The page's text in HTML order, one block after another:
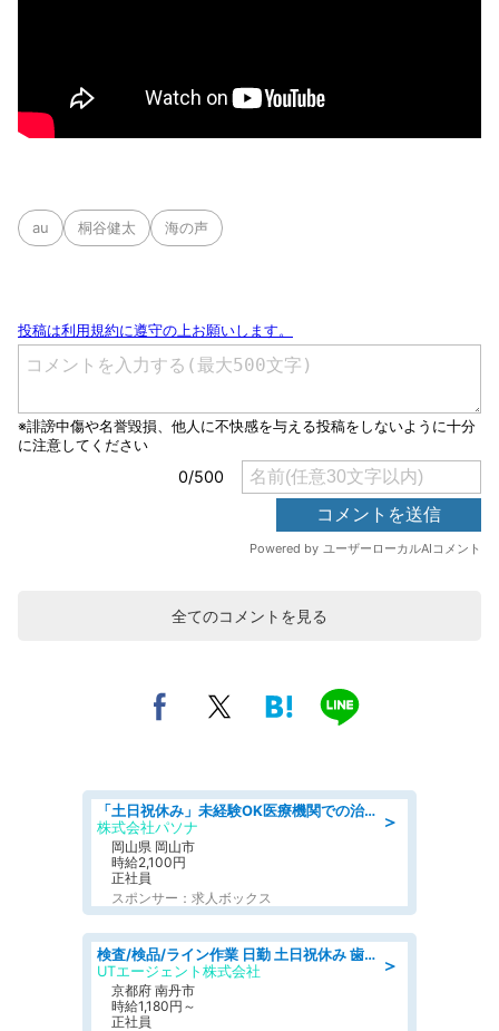
au 桐谷健太 海の声
全てのコメントを見る
＞
「土日祝休み」未経験OK医療機関での治験コーディネーターのお仕事
株式会社パソナ
岡山県 岡山市
時給2,100円
正社員
スポンサー：求人ボックス
＞
検査/検品/ライン作業 日勤 土日祝休み 歯科模型製造 有償休憩あり 残業ほぼなし
UTエージェント株式会社
京都府 南丹市
時給1,180円～
正社員